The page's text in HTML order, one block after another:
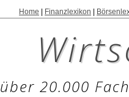
Home Finanzlexikon
über 20.000